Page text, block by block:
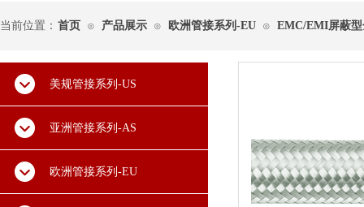
当前位置： 首页 ⊙ 产品展示 ⊙ 欧洲管接系列-EU ⊙ EMC/EMI屏蔽
美规管接系列-US
亚洲管接系列-AS
欧洲管接系列-EU